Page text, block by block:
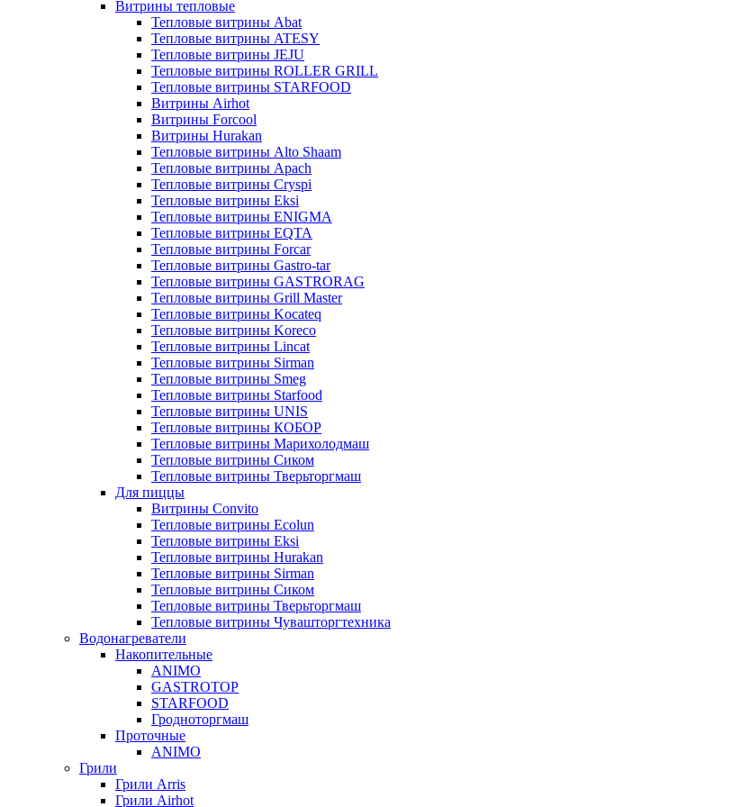
Витрины тепловые
Тепловые витрины Abat
Тепловые витрины ATESY
Тепловые витрины JEJU
Тепловые витрины ROLLER GRILL
Тепловые витрины STARFOOD
Витрины Airhot
Витрины Forcool
Витрины Hurakan
Тепловые витрины Alto Shaam
Тепловые витрины Apach
Тепловые витрины Cryspi
Тепловые витрины Eksi
Тепловые витрины ENIGMA
Тепловые витрины EQTA
Тепловые витрины Forcar
Тепловые витрины Gastro-tar
Тепловые витрины GASTRORAG
Тепловые витрины Grill Master
Тепловые витрины Kocateq
Тепловые витрины Koreco
Тепловые витрины Lincat
Тепловые витрины Sirman
Тепловые витрины Smeg
Тепловые витрины Starfood
Тепловые витрины UNIS
Тепловые витрины КОБОР
Тепловые витрины Марихолодмаш
Тепловые витрины Сиком
Тепловые витрины Тверьторгмаш
Для пиццы
Витрины Convito
Тепловые витрины Ecolun
Тепловые витрины Eksi
Тепловые витрины Hurakan
Тепловые витрины Sirman
Тепловые витрины Сиком
Тепловые витрины Тверьторгмаш
Тепловые витрины Чувашторгтехника
Водонагреватели
Накопительные
ANIMO
GASTROTOP
STARFOOD
Гродноторгмаш
Проточные
ANIMO
Грили
Грили Arris
Грили Airhot